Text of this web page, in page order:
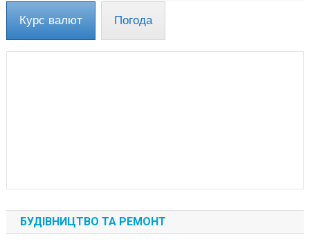
Курс валют Погода
БУДІВНИЦТВО ТА РЕМОНТ